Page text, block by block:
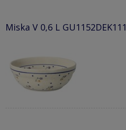
Miska V 0,6 L GU1152DEK111